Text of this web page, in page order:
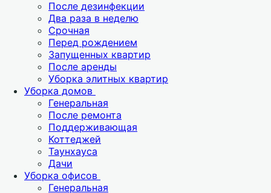
После дезинфекции
Два раза в неделю
Срочная
Перед рождением
Запущенных квартир
После аренды
Уборка элитных квартир
Уборка домов
Генеральная
После ремонта
Поддерживающая
Коттеджей
Таунхауса
Дачи
Уборка офисов
Генеральная